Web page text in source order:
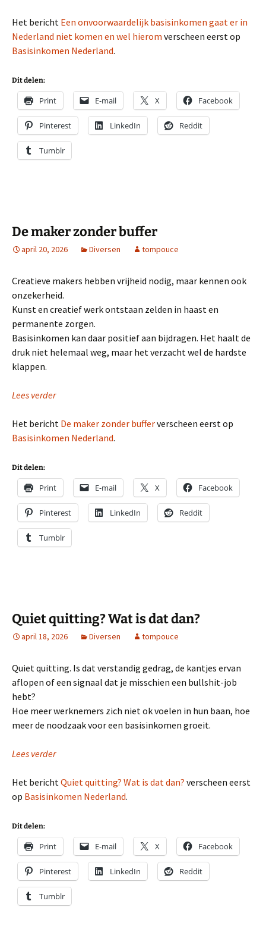
Het bericht Een onvoorwaardelijk basisinkomen gaat er in
Nederland niet komen en wel hierom verscheen eerst op
Basisinkomen Nederland.
Dit delen:
Print E-mail X Facebook
Pinterest LinkedIn Reddit
Tumblr
De maker zonder buffer
april 20, 2026 Diversen tompouce
Creatieve makers hebben vrijheid nodig, maar kennen ook
onzekerheid.
Kunst en creatief werk ontstaan zelden in haast en
permanente zorgen.
Basisinkomen kan daar positief aan bijdragen. Het haalt de
druk niet helemaal weg, maar het verzacht wel de hardste
klappen.
Lees verder
Het bericht De maker zonder bufferverscheen eerst op
Basisinkomen Nederland.
Dit delen:
Print E-mail X Facebook
Pinterest LinkedIn Reddit
Tumblr
Quiet quitting? Wat is dat dan?
april 18, 2026 Diversen tompouce
Quiet quitting. Is dat verstandig gedrag, de kantjes ervan
aflopen of een signaal dat je misschien een bullshit-job
hebt?
Hoe meer werknemers zich niet ok voelen in hun baan, hoe
meer de noodzaak voor een basisinkomen groeit.
Lees verder
Het berichtQuiet quitting? Wat is dat dan? verscheen eerst
op Basisinkomen Nederland.
Dit delen:
Print E-mail X Facebook
Pinterest LinkedIn Reddit
Tumblr